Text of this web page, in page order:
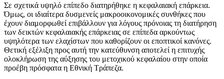
Σε σχετικά υψηλό επίπεδο διατηρήθηκε η κεφαλαιακή επάρκεια.
Όμως, οι ιδιαίτερα δυσμενείς μακροοικονομικές συνθήκες που
έχουν διαμορφωθεί επιβάλλουν για λόγους πρόνοιας τη διατήρηση
των δεικτών κεφαλαιακής επάρκειας σε επίπεδα αρκούντως
υψηλότερα των ελαχίστων που καθορίζουν οι εποπτικοί κανόνες.
Θετική εξέλιξη προς αυτή την κατεύθυνση αποτελεί η επιτυχής
ολοκλήρωση της αύξησης του μετοχικού κεφαλαίου στην οποία
προέβη πρόσφατα η Εθνική Τράπεζα.